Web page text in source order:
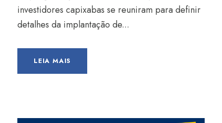
investidores capixabas se reuniram para definir
detalhes da implantação de...
LEIA MAIS